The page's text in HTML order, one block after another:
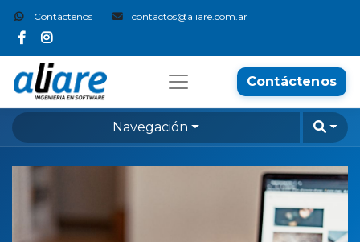
Contáctenos contactos@aliare.com.ar
Contáctenos
Navegación